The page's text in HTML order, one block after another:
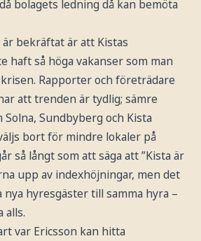
bolagets ledning då kan bemöta
bekräftat är att Kistas
haft så höga vakanser som man
Rapporter och företrädare
att trenden är tydlig; sämre
Sundbyberg och Kista
bort för mindre lokaler på
så långt som att säga att ”Kista är
upp av indexhöjningar, men det
hyresgäster till samma hyra –
alls.
var Ericsson kan hitta